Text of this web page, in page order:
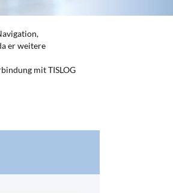
er weitere
mit TISLOG